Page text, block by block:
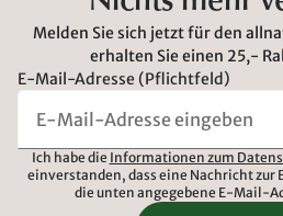
Melden Sie sich jetzt für den
erhalten Sie einen 25,-
E-Mail-Adresse (Pflichtfeld)
Ich habe die Informationen zum
einverstanden, dass eine Nachricht zur
die unten angegebene E-Mail-